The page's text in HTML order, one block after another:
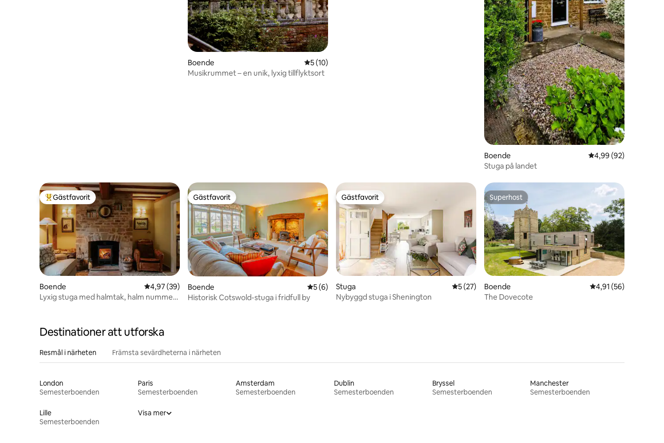
Boende 5 av 5 i genomsnittligt betyg, 10 omdömen
5 (10)
Musikrummet – en unik, lyxig tillflyktsort
Boende 4,99 av 5 i
4,99 (92)
Stuga på landet
Populär gästfavorit
Gästfavorit
Boende 4,97 av 5 i genomsnittligt betyg, 39 omdömen
4,97 (39)
Lyxig stuga med halmtak, halm nummer
Gästfavorit
Gästfavorit
Boende 5 av 5 i genomsnittligt betyg, 6 omdömen
5 (6)
Historisk Cotswold-stuga i fridfull by
Gästfavorit
Gästfavorit
Stuga 5 av 5 i genomsnittligt betyg, 27 omdömen
5 (27)
Nybyggd stuga i Shenington
Superhost
Superhost
Boende 4,91 av 5 i
4,91 (56)
The Dovecote
Destinationer att utforska
Resmål i närheten Främsta sevärdheterna i närheten
London
Semesterboenden
Paris
Semesterboenden
Amsterdam
Semesterboenden
Dublin
Semesterboenden
Bryssel
Semesterboenden
Manchester
Semesterboenden
Lille
Semesterboenden
Visa mer